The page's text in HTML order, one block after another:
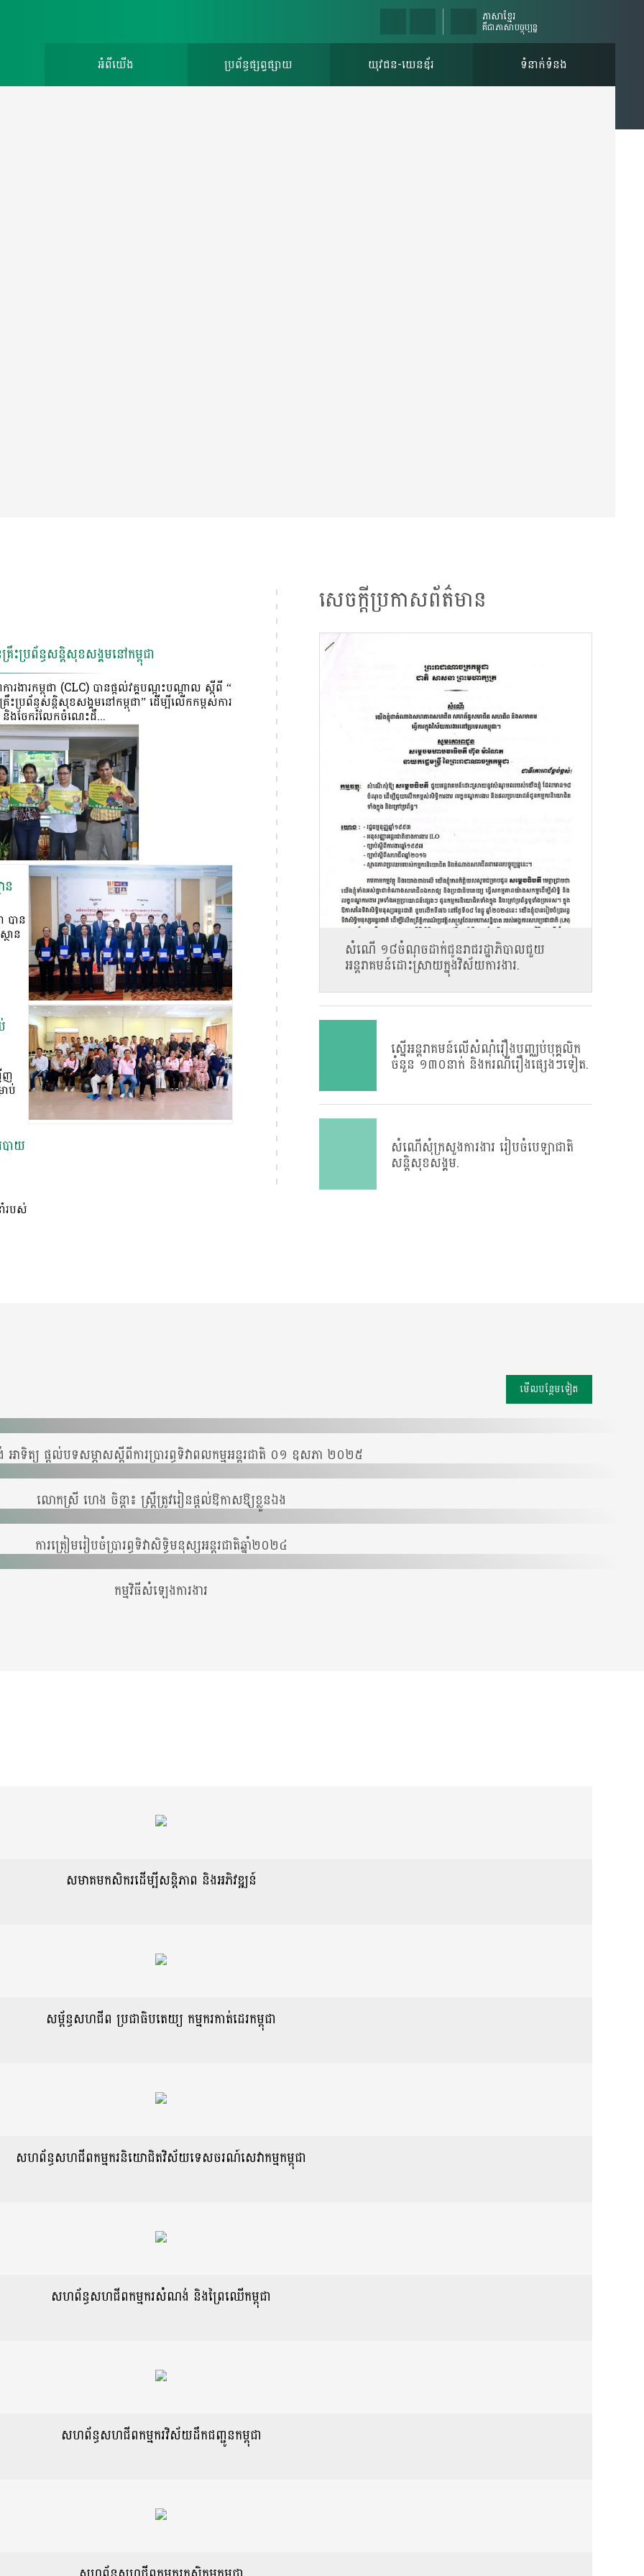
ភាសាខ្មែរ
គឺជាភាសាបច្ចុប្បន្ន
អំពីយើង ប្រព័ន្ធផ្សព្វផ្សាយ យុវជន-យេនឌ័រ ទំនាក់ទំនង
រឹះប្រព័ន្ធសន្តិសុខសង្គមនៅកម្ពុជា
រងារកម្ពុជា (CLC) បានផ្តល់វគ្គបណ្តុះបណ្តាល ស្តីពី “
រឹះប្រព័ន្ធសន្តិសុខសង្គមនៅកម្ពុជា” ដើម្បីលើកកម្ពស់ការ
ចែករំលែកចំណេះដឹ...
ន
បាន
ាន
ញ
ប់
ាយ
របស់
សេចក្តី​ប្រកាស​ព័ត៌មាន
សំណើ ១៨ចំណុច​ដាក់ជូនរាជរដ្ឋាភិបាលជួយ
អន្តរាគមន៍ដោះស្រាយ​ក្នុង​វិស័យ​ការងារ.
ស្នេីអន្តរាគមន៍លេីសំណុំរឿងបញ្ឈប់បុគ្គលិក
ចំនួន​ ១៣០នាក់​ និងករណីរឿងផ្សេងៗទៀត.
សំណើសុំក្រសួងការងារ រៀបចំបេឡាជាតិ
សន្តិសុខសង្គម.
មើល​បន្ថែម​ទៀត
ាទិត្យ ផ្ដល់បទសម្ភាសស្ដីពីការប្រារព្ធទិវាពលកម្មអន្តរជាតិ ០១ ឧសភា ២០២៥
លោកស្រី ហេង ចិន្តា៖ ស្ត្រីត្រូវរៀនផ្ដល់ឱកាសឱ្យខ្លួនឯង
ការត្រៀមរៀបចំប្រារព្ធទិវាសិទ្ធិមនុស្សអន្តរជាតិឆ្នាំ២០២៤
កម្មវិធីសំឡេងការងារ
សមាគមកសិករដើម្បីសន្តិភាព និងអភិវឌ្ឍន៍
សម្ព័ន្ធសហជីព ប្រជាធិបតេយ្យ កម្មករកាត់ដេរកម្ពុជា
សហព័ន្ធសហជីពកម្មករនិយោជិតវិស័យទេសចរណ៍សេវាកម្មកម្ពុជា
សហព័ន្ធសហជីពកម្មករសំណង់ និងព្រៃឈើកម្ពុជា
សហព័ន្ធសហជីពកម្មករវិស័យដឹកជញ្ជូនកម្ពុជា